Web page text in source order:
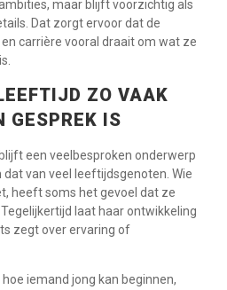
maar blijft voorzichtig als
Dat zorgt ervoor dat de
carrière vooral draait om wat ze
ZO VAAK
GESPREK IS
een veelbesproken onderwerp
van veel leeftijdsgenoten. Wie
heeft soms het gevoel dat ze
laat haar ontwikkeling
zegt over ervaring of
iemand jong kan beginnen,